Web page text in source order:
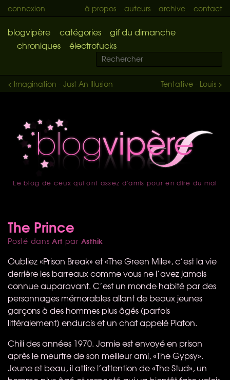
connexion à propos auteurs archive contact
blogvipère catégories
gif du dimanche
chroniques
électrofucks
Tentative - Louis >
< Imagination - Just An Illusion
accueil
Le blog de ceux qui ont assez d'amis pour en dire du mal
The Prince
Posté dansArt par Asthik
Oubliez «Prison Break» et «The Green Mile», c’est la vie
derrière les barreaux comme vous ne l’avez jamais
connue auparavant. C’est un monde habité par des
personnages mémorables allant de beaux jeunes
garçons à des hommes plus âgés (parfois
littéralement) endurcis et un chat appelé Platon.
Chili des années 1970. Jamie est envoyé en prison
après le meurtre de son meilleur ami, «The Gypsy».
Jeune et beau, il attire l’attention de «The Stud», un